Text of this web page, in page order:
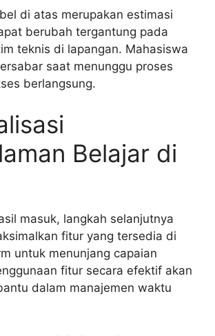
di atas merupakan estimasi
berubah tergantung pada
teknis di lapangan. Mahasiswa
saat menunggu proses
berlangsung.
Belajar di
masuk, langkah selanjutnya
fitur yang tersedia di
untuk menunjang capaian
fitur secara efektif akan
dalam manajemen waktu